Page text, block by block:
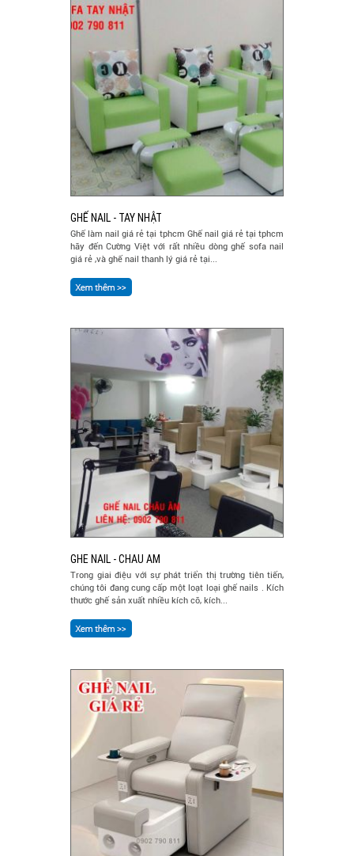
GHẾ NAIL - TAY NHẬT
Ghế làm nail giá rẻ tại tphcm Ghế nail giá rẻ tại tphcm
hãy đến Cường Việt với rất nhiều dòng ghế sofa nail
giá rẻ ,và ghế nail thanh lý giá rẻ tại...
GHE NAIL - CHAU AM
Trong giai điệu với sự phát triển thị trường tiên tiến,
chúng tôi đang cung cấp một loạt loại ghế nails . Kích
thước ghế sản xuất nhiều kích cỡ, kích...